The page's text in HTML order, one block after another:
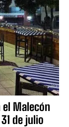
Malecón
de julio